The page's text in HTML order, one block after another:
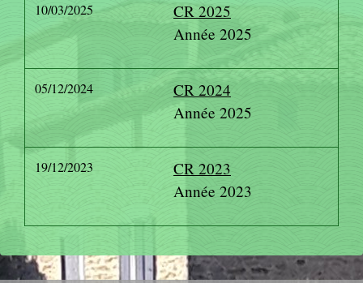
10/03/2025
CR 2025
Année 2025
05/12/2024
CR 2024
Année 2025
19/12/2023
CR 2023
Année 2023